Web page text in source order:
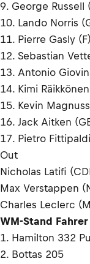
9. George Russell
10. Lando Norris
11. Pierre Gasly
12. Sebastian
13. Antonio
14. Kimi
15. Kevin
16. Jack Aitken
17. Pietro
Out
Nicholas Latifi
Max Verstappen
Charles Leclerc
WM-Stand
1. Hamilton 332
2. Bottas 205